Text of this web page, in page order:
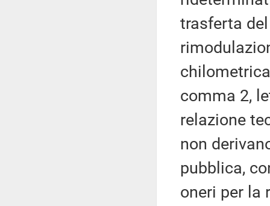
trasferta
comma 2,
relazione
non
pubblica,
oneri per la